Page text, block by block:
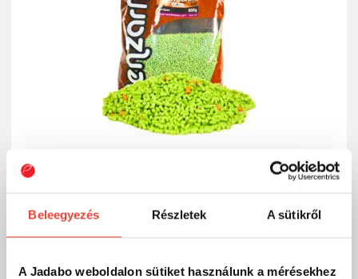
Beleegyezés Részletek A sütikről
A Jadabo weboldalon sütiket használunk a mérésekhez
Benzár Fluo Micropellet Marcipán 1,5 mm